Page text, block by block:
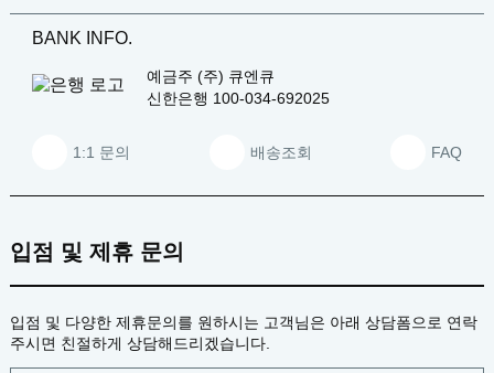
BANK INFO.
예금주 (주) 큐엔큐
신한은행 100-034-692025
1:1 문의 배송조회 FAQ
입점 및 제휴 문의
입점 및 다양한 제휴문의를 원하시는 고객님은 아래 상담폼으로 연락
주시면 친절하게 상담해드리겠습니다.